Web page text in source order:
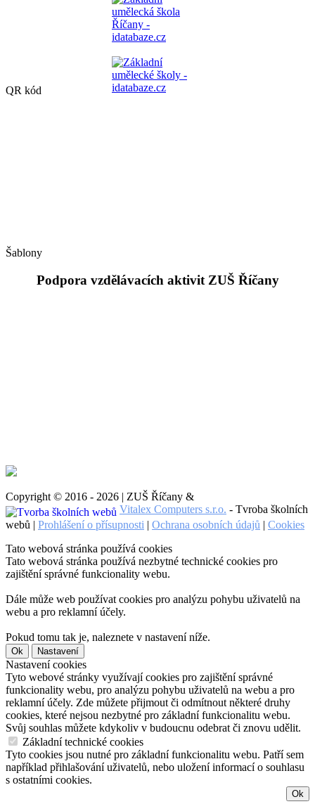
QR kód
Šablony
Podpora vzdělávacích aktivit ZUŠ Říčany
Copyright © 2016 - 2026 | ZUŠ Říčany &
Vitalex Computers s.r.o. - Tvroba školních
webů | Prohlášení o přísupnosti | Ochrana osobních údajů | Cookies
Tato webová stránka používá cookies
Tato webová stránka používá nezbytné technické cookies pro
zajištění správné funkcionality webu.
Dále může web používat cookies pro analýzu pohybu uživatelů na
webu a pro reklamní účely.
Pokud tomu tak je, naleznete v nastavení níže.
Ok Nastavení
Nastavení cookies
Tyto webové stránky využívají cookies pro zajištění správné
funkcionality webu, pro analýzu pohybu uživatelů na webu a pro
reklamní účely. Zde můžete přijmout či odmítnout některé druhy
cookies, které nejsou nezbytné pro základní funkcionalitu webu.
Svůj souhlas můžete kdykoliv v budoucnu odebrat či znovu udělit.
Základní technické cookies
Tyto cookies jsou nutné pro základní funkcionalitu webu. Patří sem
například přihlašování uživatelů, nebo uložení informací o souhlasu
s ostatními cookies.
Ok